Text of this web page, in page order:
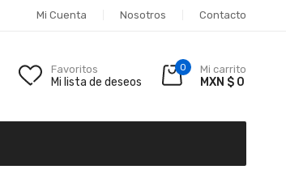
Mi Cuenta Nosotros Contacto
Favoritos
Mi lista de deseos
0 Mi carrito
MXN $ 0